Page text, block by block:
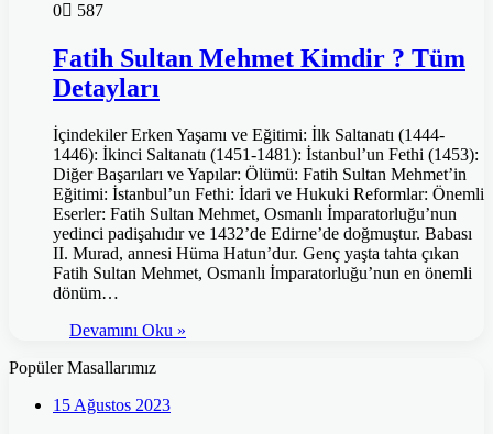
0
587
Fatih Sultan Mehmet Kimdir ? Tüm
Detayları
İçindekiler Erken Yaşamı ve Eğitimi: İlk Saltanatı (1444-
1446): İkinci Saltanatı (1451-1481): İstanbul’un Fethi (1453):
Diğer Başarıları ve Yapılar: Ölümü: Fatih Sultan Mehmet’in
Eğitimi: İstanbul’un Fethi: İdari ve Hukuki Reformlar: Önemli
Eserler: Fatih Sultan Mehmet, Osmanlı İmparatorluğu’nun
yedinci padişahıdır ve 1432’de Edirne’de doğmuştur. Babası
II. Murad, annesi Hüma Hatun’dur. Genç yaşta tahta çıkan
Fatih Sultan Mehmet, Osmanlı İmparatorluğu’nun en önemli
dönüm…
Devamını Oku »
Popüler Masallarımız
15 Ağustos 2023